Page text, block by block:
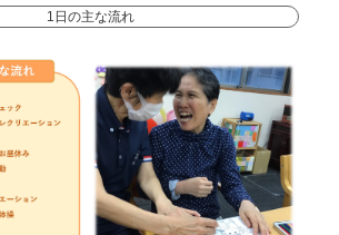
1日の主な流れ